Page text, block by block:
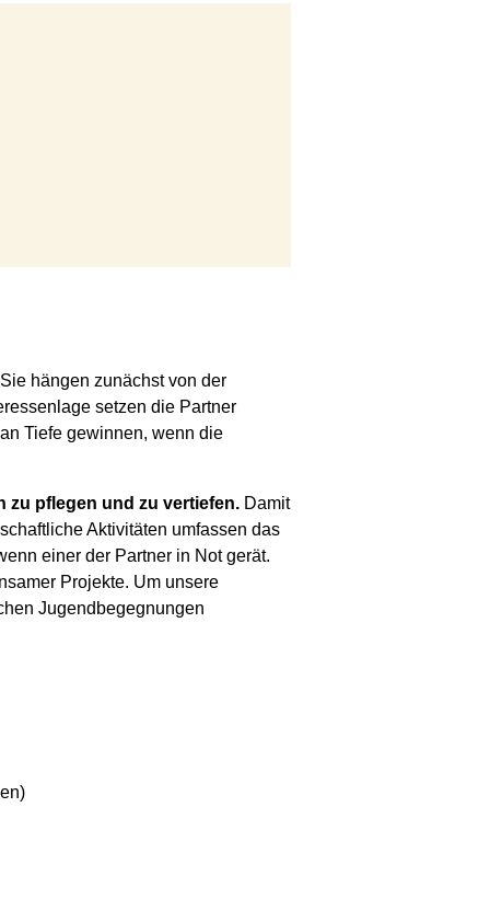
hängen zunächst von der
setzen die Partner
Tiefe gewinnen, wenn die
zu pflegen und zu vertiefen. Damit
Aktivitäten umfassen das
einer der Partner in Not gerät.
Projekte. Um unsere
Jugendbegegnungen